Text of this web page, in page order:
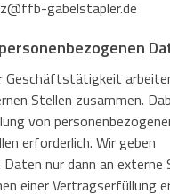
gabelstapler.de
Geschäftstätigkeit
Stellen zusammen.
von
erforderlich. Wir geben
nur dann an externe
einer Vertragserfüllung